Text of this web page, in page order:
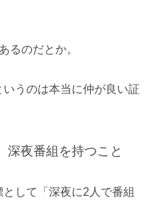
るのだとか。
うのは本当に仲が良い証
深夜番組を持つこと
して「深夜に2人で番組